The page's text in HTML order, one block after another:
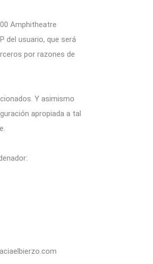
Amphitheatre
del usuario, que será
por razones de
Y asimismo
apropiada a tal